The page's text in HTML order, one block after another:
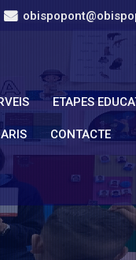
ETAPES
CONTACTE